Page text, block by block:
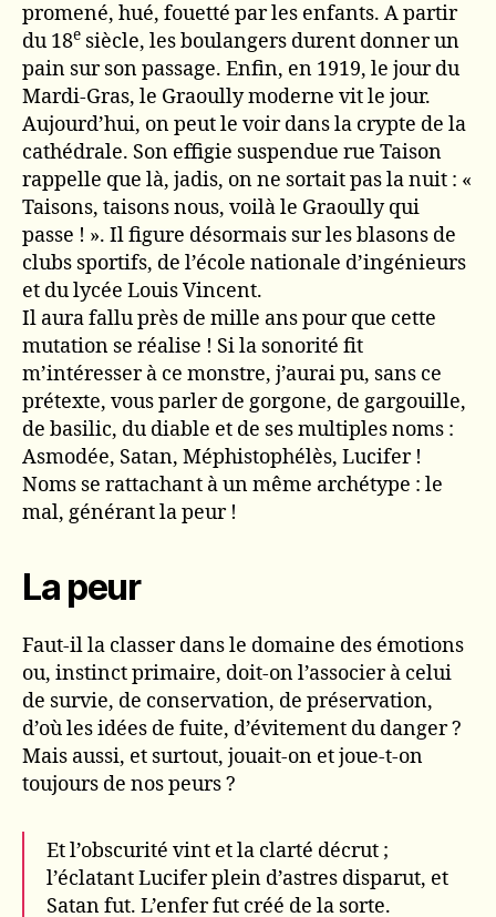
promené, hué, fouetté par les enfants. A partir
du 18e siècle, les boulangers durent donner un
pain sur son passage. Enfin, en 1919, le jour du
Mardi-Gras, le Graoully moderne vit le jour.
Aujourd’hui, on peut le voir dans la crypte de la
cathédrale. Son effigie suspendue rue Taison
rappelle que là, jadis, on ne sortait pas la nuit : «
Taisons, taisons nous, voilà le Graoully qui
passe ! ». Il figure désormais sur les blasons de
clubs sportifs, de l’école nationale d’ingénieurs
et du lycée Louis Vincent.
Il aura fallu près de mille ans pour que cette
mutation se réalise ! Si la sonorité fit
m’intéresser à ce monstre, j’aurai pu, sans ce
prétexte, vous parler de gorgone, de gargouille,
de basilic, du diable et de ses multiples noms :
Asmodée, Satan, Méphistophélès, Lucifer !
Noms se rattachant à un même archétype : le
mal, générant la peur !
La peur
Faut-il la classer dans le domaine des émotions
ou, instinct primaire, doit-on l’associer à celui
de survie, de conservation, de préservation,
d’où les idées de fuite, d’évitement du danger ?
Mais aussi, et surtout, jouait-on et joue-t-on
toujours de nos peurs ?
Et l’obscurité vint et la clarté décrut ;
l’éclatant Lucifer plein d’astres disparut, et
Satan fut. L’enfer fut créé de la sorte.